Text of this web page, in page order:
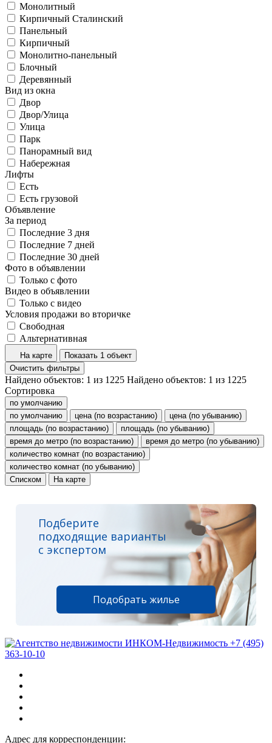
Монолитный
Кирпичный Сталинский
Панельный
Кирпичный
Монолитно-панельный
Блочный
Деревянный
Вид из окна
Двор
Двор/Улица
Улица
Парк
Панорамный вид
Набережная
Лифты
Есть
Есть грузовой
Объявление
За период
Последние 3 дня
Последние 7 дней
Последние 30 дней
Фото в объявлении
Только с фото
Видео в объявлении
Только с видео
Условия продажи во вторичке
Свободная
Альтернативная
На карте
Показать 1 объект
Очистить фильтры
Найдено объектов: 1 из 1225 Найдено объектов: 1 из 1225
Сортировка
по умолчанию
по умолчанию
цена (по возрастанию)
цена (по убыванию)
площадь (по возрастанию)
площадь (по убыванию)
время до метро (по возрастанию)
время до метро (по убыванию)
количество комнат (по возрастанию)
количество комнат (по убыванию)
Списком
На карте
Подберите
подходящие варианты
с экспертом
Подобрать жилье
+7 (495)
363-10-10
Адрес для корреспонденции: